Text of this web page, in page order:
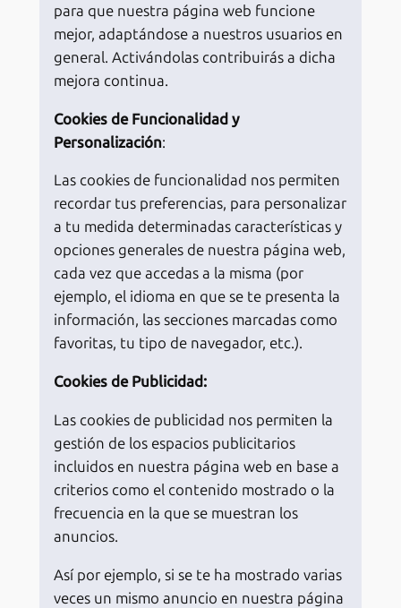
para que nuestra página web funcione
mejor, adaptándose a nuestros usuarios en
general. Activándolas contribuirás a dicha
mejora continua.
Cookies de Funcionalidad y
Personalización:
Las cookies de funcionalidad nos permiten
recordar tus preferencias, para personalizar
a tu medida determinadas características y
opciones generales de nuestra página web,
cada vez que accedas a la misma (por
ejemplo, el idioma en que se te presenta la
información, las secciones marcadas como
favoritas, tu tipo de navegador, etc.).
Cookies de Publicidad:
Las cookies de publicidad nos permiten la
gestión de los espacios publicitarios
incluidos en nuestra página web en base a
criterios como el contenido mostrado o la
frecuencia en la que se muestran los
anuncios.
Así por ejemplo, si se te ha mostrado varias
veces un mismo anuncio en nuestra página